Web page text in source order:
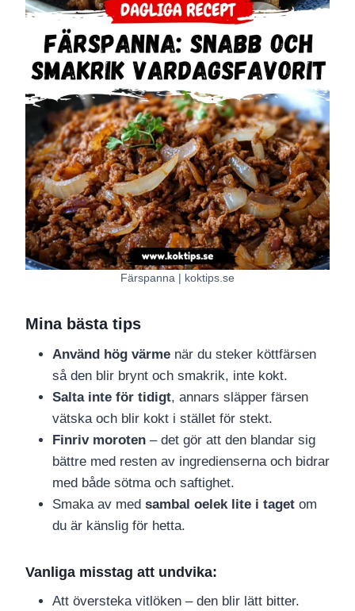
Färspanna | koktips.se
Mina bästa tips
Använd hög värme när du steker köttfärsen
så den blir brynt och smakrik, inte kokt.
Salta inte för tidigt, annars släpper färsen
vätska och blir kokt i stället för stekt.
Finriv moroten – det gör att den blandar sig
bättre med resten av ingredienserna och bidrar
med både sötma och saftighet.
Smaka av med sambal oelek lite i taget om
du är känslig för hetta.
Vanliga misstag att undvika:
Att översteka vitlöken – den blir lätt bitter.